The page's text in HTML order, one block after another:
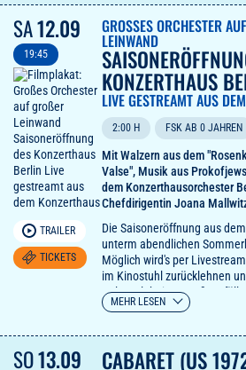
kollidieren.
Dieser Film ist für die
TimeOut
SA12.09
19:45
TRAILER
TICKETS
GROSSES ORCHESTER AUF
INWAND
KONZERTHAUS
LIVE GESTREAMT AUS
2:00 H FSK AB 0 JAHREN
Mit Walzern aus dem
Valse", Musik aus
dem Konzerthausorchester
Chefdirigentin Joana
Die Saisoneröffnung aus
unterm abendlichen
Möglich wird's per
im Kinostuhl zurücklehnen
Kulturerlebnis anstoßen, füllt
Gendarmenmarkt mit den
Wenn die gefeierte
MEHR LESEN
SO13.09 CABARET (US